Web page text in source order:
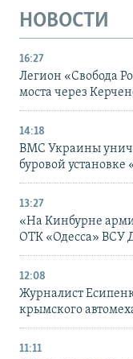
НОВОСТИ
16:27
Легион «Свобода
моста через
14:18
ВМС Украины
буровой
13:27
«На Кинбурне
ОТК «Одесса» ВСУ
12:08
Журналист
крымского
11:11